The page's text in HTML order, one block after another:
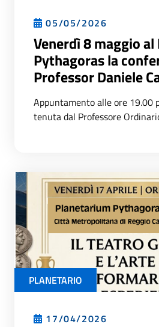
05/05/2026
Venerdì 8 maggio
Pythagoras la
Professor Daniele
Appuntamento alle ore 19.00
tenuta dal Professore
PLANETARIO
17/04/2026